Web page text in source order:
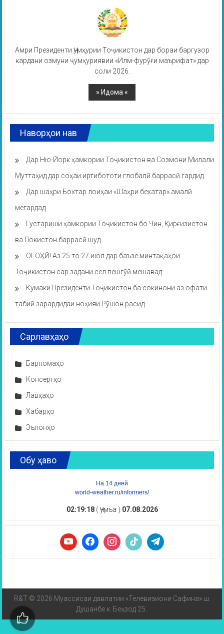
Амри Президенти Ҷумҳурии Тоҷикистон дар бораи баргузор
кардани озмуни ҷумҳуриявии «Илм-фурӯғи маърифат» дар
соли 2026.
Наворҳои нав
Дар Ню-Йорк ҳамкории Тоҷикистон ва Созмони Милали
Муттаҳид дар соҳаи иртибототи глобалӣ баррасӣ гардид
Дар шаҳри Бохтар лоиҳаи «Шаҳри бехатар» амалӣ
мегардад
Густариши ҳамкории Тоҷикистон бо Чин, Қирғизистон
ва Покистон баррасӣ шуд
ОГОҲӢ! Аз 25 то 27 июл дар баъзе минтақаҳои
Тоҷикистон сар задани сел пешгӯӣ мешавад
Кумаки Президенти Тоҷикистон ба сокинони аз офати
табиӣ зарардидаи ноҳияи Рӯшон расид
Сарлавҳаҳо
Барномаҳо
Консертҳо
Лавҳаҳо
Хабарҳо
Эълонҳо
Обу ҳаво
На 14 дней
world-weather.ru/informers/
02:19:18( Ҷумъа ) 07.08.2026
R&T © 2026 Муассисаи давлатии «Телевизиони Сафина» ш.
Душанбе к. Беҳзод 25.